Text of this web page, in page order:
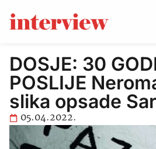
DOSJE: 30
POSLIJE
slika opsade
05.04.2022.